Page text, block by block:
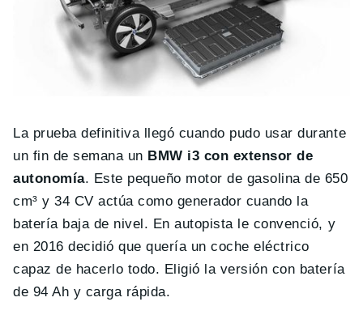
La prueba definitiva llegó cuando pudo usar durante
un fin de semana un BMW i3 con extensor de
autonomía. Este pequeño motor de gasolina de 650
cm³ y 34 CV actúa como generador cuando la
batería baja de nivel. En autopista le convenció, y
en 2016 decidió que quería un coche eléctrico
capaz de hacerlo todo. Eligió la versión con batería
de 94 Ah y carga rápida.